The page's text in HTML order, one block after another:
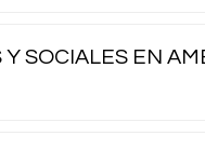
SOCIALES EN